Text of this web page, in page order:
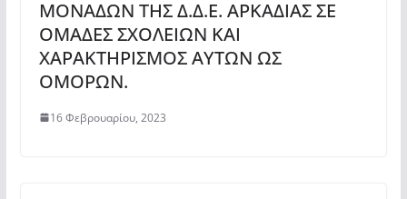
ΜΟΝΑΔΩΝ ΤΗΣ Δ.Δ.Ε. ΑΡΚΑΔΙΑΣ ΣΕ
ΟΜΑΔΕΣ ΣΧΟΛΕΙΩΝ ΚΑΙ
ΧΑΡΑΚΤΗΡΙΣΜΟΣ ΑΥΤΩΝ ΩΣ
ΟΜΟΡΩΝ.
16 Φεβρουαρίου, 2023